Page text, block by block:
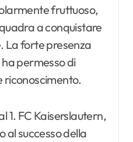
fruttuoso,
a conquistare
La forte presenza
permesso di
riconoscimento.
1. FC Kaiserslautern,
al successo della